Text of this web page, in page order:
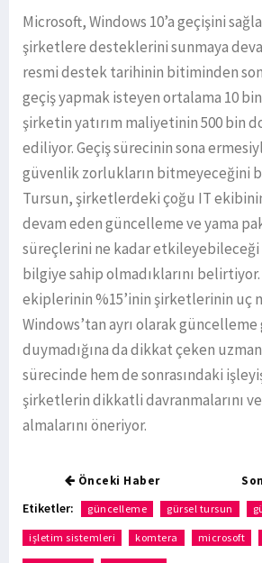
Microsoft, Windows 10’a geçişini
şirketlere desteklerini sunmaya
resmi destek tarihinin bitiminden
geçiş yapmak isteyen ortalama 10
şirketin yatırım maliyetinin 500 bin
ediliyor. Geçiş sürecinin sona
güvenlik zorlukların bitmeyeceğini
Tursun, şirketlerdeki çoğu IT
devam eden güncelleme ve yama
süreçlerini ne kadar
bilgiye sahip olmadıklarını
ekiplerinin %15’inin şirketlerinin uç
Windows’tan ayrı olarak güncelleme
duymadığına da dikkat çeken
sürecinde hem de sonrasındaki
şirketlerin dikkatli davranmalarını
almalarını öneriyor.
Önceki Haber
Etiketler: güncelleme gürsel tursun
işletim sistemleri komtera microsoft